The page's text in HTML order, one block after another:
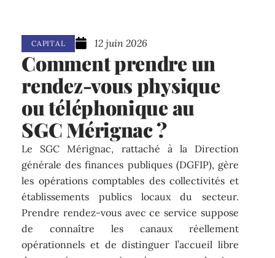
CAPITAL 12 juin 2026
Comment prendre un
rendez-vous physique
ou téléphonique au
SGC Mérignac ?
Le SGC Mérignac, rattaché à la Direction
générale des finances publiques (DGFIP), gère
les opérations comptables des collectivités et
établissements publics locaux du secteur.
Prendre rendez-vous avec ce service suppose
de connaître les canaux réellement
opérationnels et de distinguer l’accueil libre